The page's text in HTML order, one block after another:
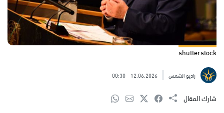
shutterstock
راديو الشمس 12.06.2026
00:30
شارك المقال